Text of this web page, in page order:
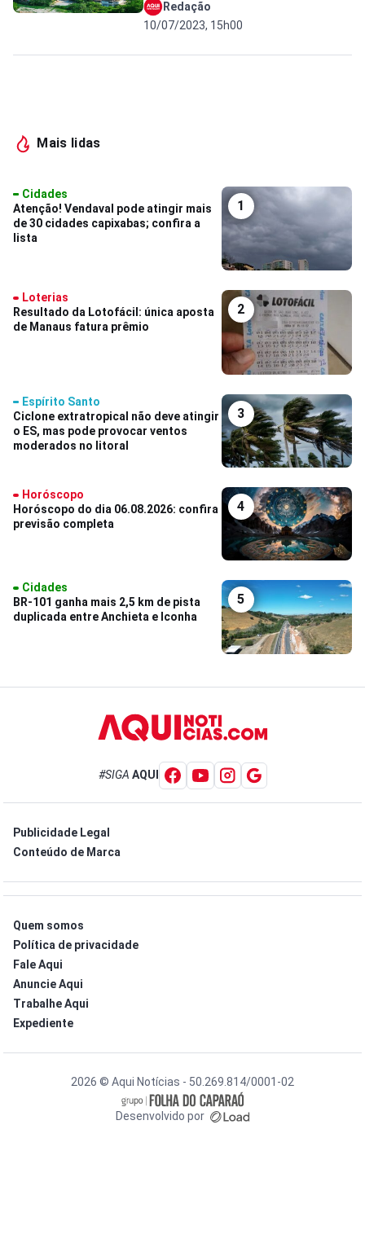
Redação
10/07/2023, 15h00
Mais lidas
1
Cidades
Atenção! Vendaval pode atingir mais
de 30 cidades capixabas; confira a
lista
2
Loterias
Resultado da Lotofácil: única aposta
de Manaus fatura prêmio
3
Espírito Santo
Ciclone extratropical não deve atingir
o ES, mas pode provocar ventos
moderados no litoral
4
Horóscopo
Horóscopo do dia 06.08.2026: confira
previsão completa
5
Cidades
BR-101 ganha mais 2,5 km de pista
duplicada entre Anchieta e Iconha
#SIGA AQUI
Publicidade Legal
Conteúdo de Marca
Quem somos
Política de privacidade
Fale Aqui
Anuncie Aqui
Trabalhe Aqui
Expediente
2026 © Aqui Notícias - 50.269.814/0001-02
Desenvolvido por